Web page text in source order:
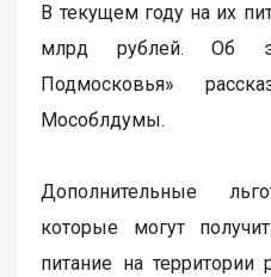
В текущем году на их
млрд рублей. Об
Подмосковья»
Мособлдумы.
Дополнительные
которые могут
питание на территории